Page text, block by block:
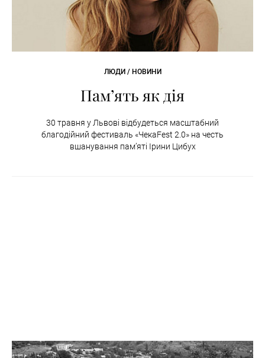
ЛЮДИ / НОВИНИ
Пам’ять як дія
30 травня у Львові відбудеться масштабний
благодійний фестиваль «ЧекаFest 2.0» на честь
вшанування пам’яті Ірини Цибух